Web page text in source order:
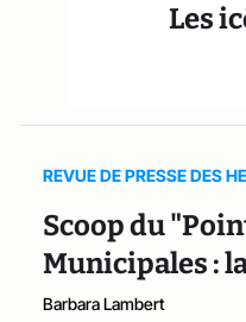
Les
REVUE DE PRESSE DES
Scoop du
Municipales :
Barbara Lambert